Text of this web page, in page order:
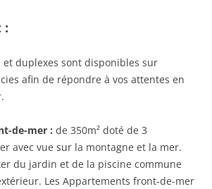
:
et duplexes sont disponibles sur
afin de répondre à vos attentes en
de-mer : de 350m² doté de 3
avec vue sur la montagne et la mer.
du jardin et de la piscine commune
Les Appartements front-de-mer